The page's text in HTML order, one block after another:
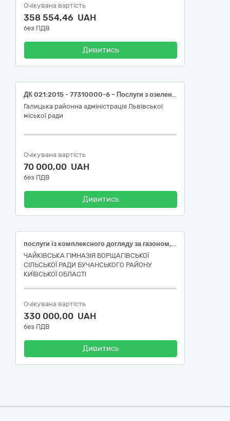
Очікувана вартість
358 554,46 UAH
без ПДВ
Дивитись
ДК 021:2015 - 77310000-6 – Послуги з озеленення територій та утримання зелених насаджень – Послуги з влаштування (висадки багаторічних квітів та декоративних рослин) та утримання клумби на вул. Огієнка, 9 у м. Львові
Галицька районна адміністрація Львівської
міської ради
Очікувана вартість
70 000,00 UAH
без ПДВ
Дивитись
послуги із комплексного догляду за газоном, клумбами, рослинами
ЧАЙКІВСЬКА ГІМНАЗІЯ БОРЩАГІВСЬКОЇ
СІЛЬСЬКОЇ РАДИ БУЧАНСЬКОГО РАЙОНУ
КИЇВСЬКОЇ ОБЛАСТІ
Очікувана вартість
330 000,00 UAH
без ПДВ
Дивитись